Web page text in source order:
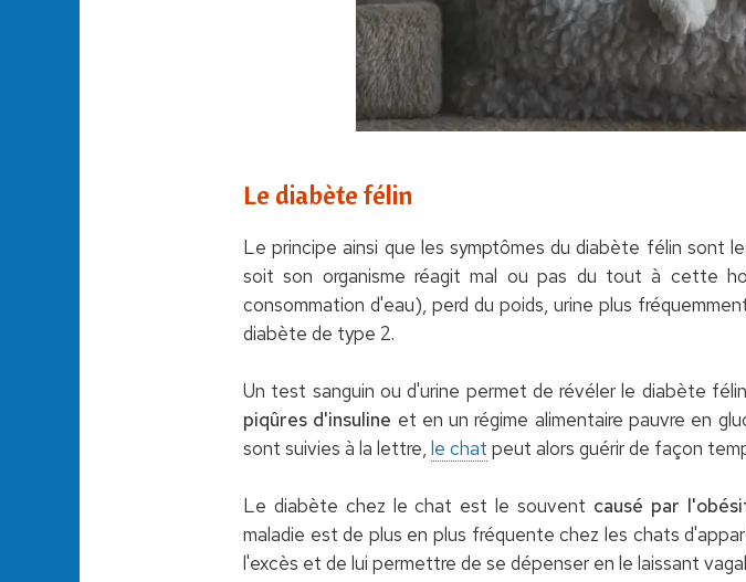
Le diabète félin
Le principe ainsi que les symptômes du diabète félin sont
soit son organisme réagit mal ou pas du tout à cette
consommation d'eau), perd du poids, urine plus
diabète de type 2.
Un test sanguin ou d'urine permet de révéler le diabète
piqûres d'insuline et en un régime alimentaire pauvre en
sont suivies à la lettre, le chat peut alors guérir de façon
Le diabète chez le chat est le souvent causé par
maladie est de plus en plus fréquente chez les chats
l'excès et de lui permettre de se dépenser en le laissant